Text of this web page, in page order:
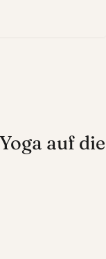
auf die